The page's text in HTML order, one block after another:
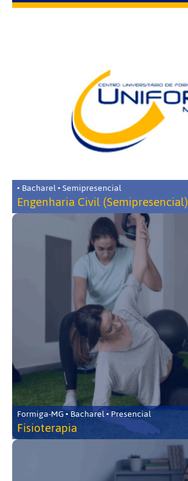
• Bacharel • Semipresencial
Engenharia Civil (Semipresencial)
Formiga-MG • Bacharel • Presencial
Fisioterapia